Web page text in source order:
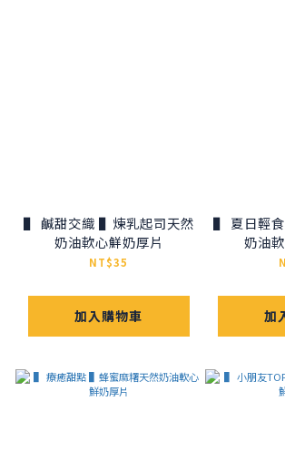
▌ 鹹甜交織 ▌煉乳起司天然
奶油軟心鮮奶厚片
NT$35
加入購物車
▌ 夏日輕
奶油
加